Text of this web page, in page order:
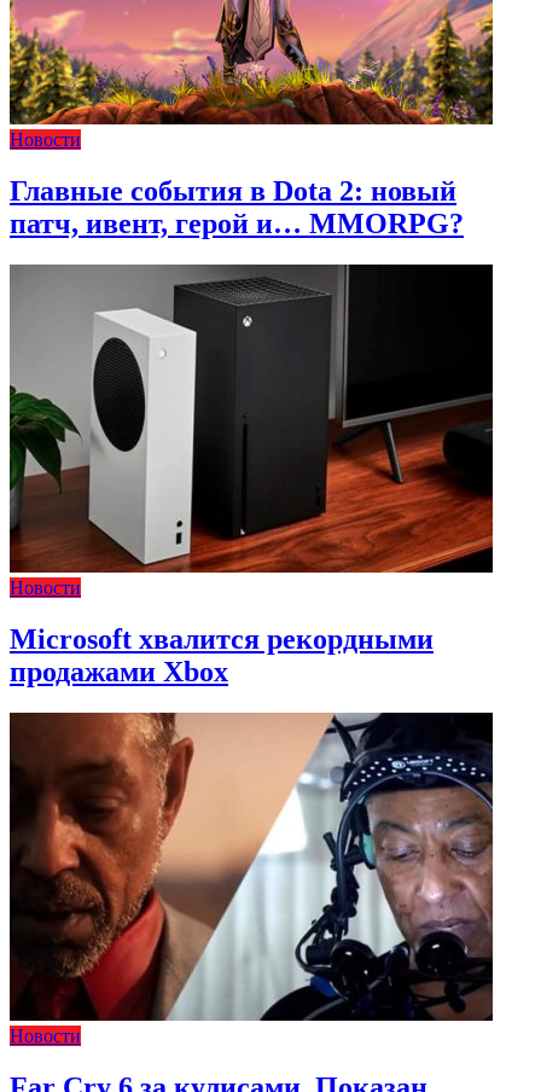
Новости
Главные события в Dota 2: новый
патч, ивент, герой и… MMORPG?
Новости
Microsoft хвалится рекордными
продажами Xbox
Новости